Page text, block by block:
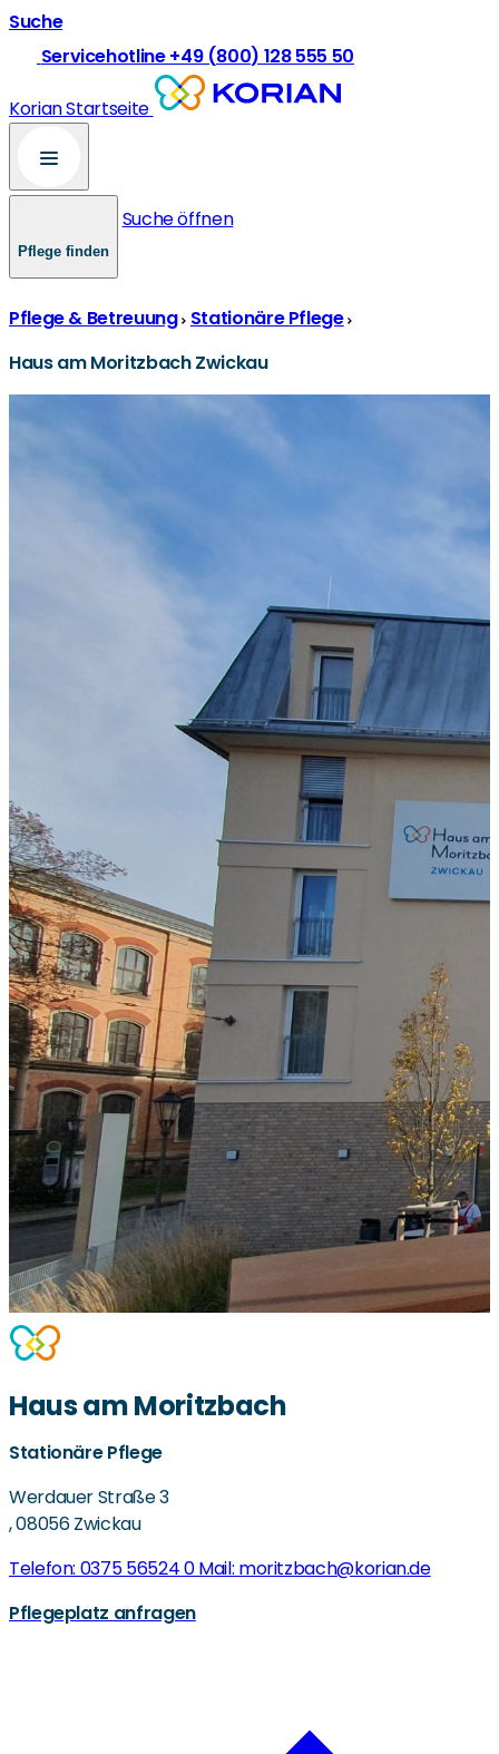
Suche
Servicehotline +49 (800) 128 555 50
Korian Startseite
Pflege finden
Suche öffnen
Pflege & Betreuung Stationäre Pflege
Haus am Moritzbach Zwickau
Haus am Moritzbach
Stationäre Pflege
Werdauer Straße 3
,08056 Zwickau
Telefon: 0375 56524 0Mail: moritzbach@korian.de
Pflegeplatz anfragen